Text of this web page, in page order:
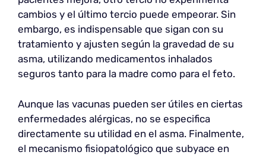
cambios y el último tercio puede empeorar. Sin
embargo, es indispensable que sigan con su
tratamiento y ajusten según la gravedad de su
asma, utilizando medicamentos inhalados
seguros tanto para la madre como para el feto.
Aunque las vacunas pueden ser útiles en ciertas
enfermedades alérgicas, no se especifica
directamente su utilidad en el asma. Finalmente,
el mecanismo fisiopatológico que subyace en